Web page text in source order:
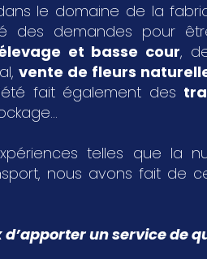
le domaine de la
des demandes pour
et basse cour,
vente de fleurs
fait également des
telles que la
nous avons fait de
un service de